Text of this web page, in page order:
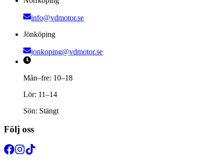
info@vdmotor.se
Jönköping
jonkoping@vdmotor.se
Mån–fre: 10–18
Lör: 11–14
Sön: Stängt
Följ oss